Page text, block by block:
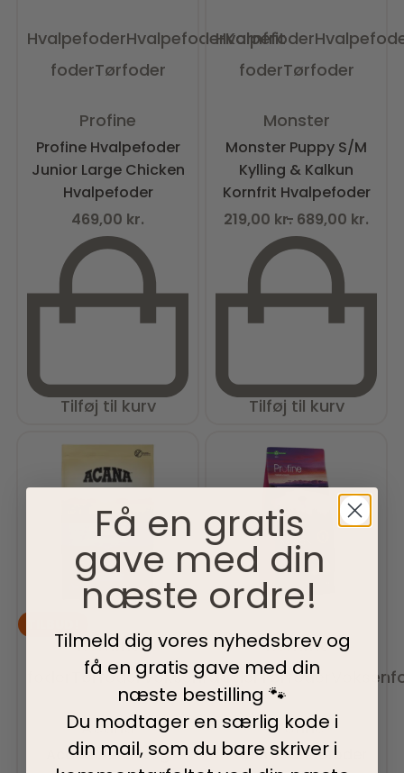
HvalpefoderHvalpefoderKornfrit
foderTørfoder
Profine
Profine Hvalpefoder
Junior Large Chicken
Hvalpefoder
469,00 kr.
Tilføj til kurv
Hvalpefoder
foderTørfoder
Monster
Monster Puppy S/M
Kylling & Kalkun
Kornfrit Hvalpefoder
219,00 kr. 689,00 kr.
Tilføj til kurv
Kornfrit
TørfoderVoksenfoder
0 ud af 5
Acana
Acana Adult Dog
Kornfrit
foder Tørfoder
Vurderet ud af 5
Profine
Profine Hundefoder
Få en gratis
gave med din
næste ordre!
Tilmeld dig vores nyhedsbrev og
få en gratis gave med din
næste bestilling 🐾
Du modtager en særlig kode i
din mail, som du bare skriver i